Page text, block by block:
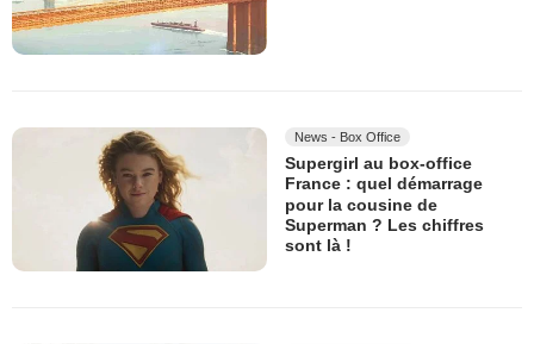
News - Box Office
Supergirl au box-office
France : quel démarrage
pour la cousine de
Superman ? Les chiffres
sont là !